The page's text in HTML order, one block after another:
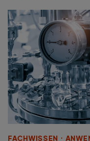
FACHWISSEN